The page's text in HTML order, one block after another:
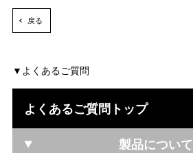
戻る
よくあるご質問
よくあるご質問トップ
製品について